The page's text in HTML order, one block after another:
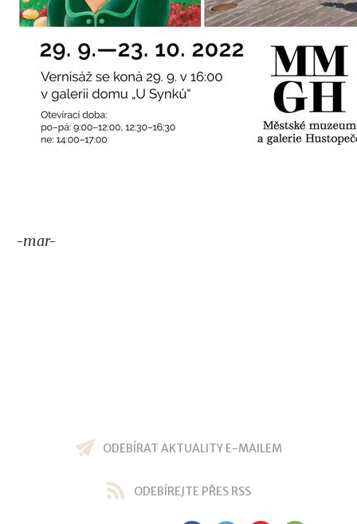
-mar-
ODEBÍRAT AKTUALITY E-MAILEM
ODEBÍREJTE PŘES RSS